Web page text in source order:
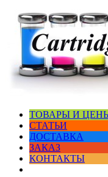
ТОВАРЫ И
СТАТЬИ
ДОСТАВКА
ЗАКАЗ
КОНТАКТЫ